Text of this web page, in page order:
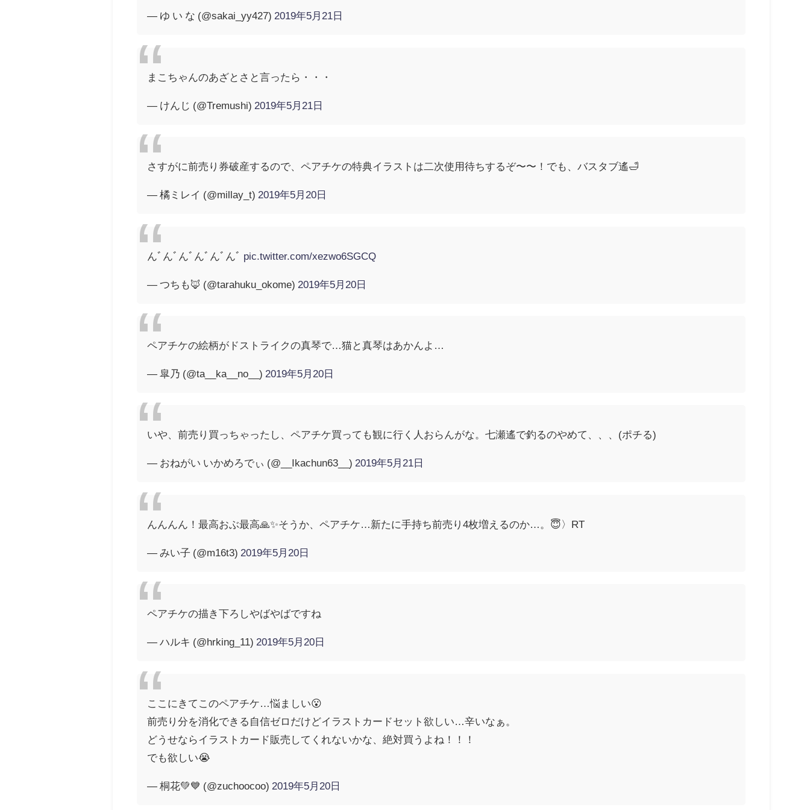
— ゆ い な (@sakai_yy427) 2019年5月21日
まこちゃんのあざとさと言ったら・・・
— けんじ (@Tremushi) 2019年5月21日
さすがに前売り券破産するので、ペアチケの特典イラストは二次使用待ちするぞ〜〜！でも、バスタブ遙🛁
— 橘ミレイ (@millay_t) 2019年5月20日
んﾞんﾞんﾞんﾞんﾞんﾞ pic.twitter.com/xezwo6SGCQ
— つちも🦊 (@tarahuku_okome) 2019年5月20日
ペアチケの絵柄がドストライクの真琴で…猫と真琴はあかんよ…
— 皐乃 (@ta__ka__no__) 2019年5月20日
いや、前売り買っちゃったし、ペアチケ買っても観に行く人おらんがな。七瀬遙で釣るのやめて、、、(ポチる)
— おねがい いかめろでぃ (@__Ikachun63__) 2019年5月21日
んんんん！最高おぶ最高🙏✨そうか、ペアチケ…新たに手持ち前売り4枚増えるのか…。😇〉RT
— みい子 (@m16t3) 2019年5月20日
ペアチケの描き下ろしやばやばですね
— ハルキ (@hrking_11) 2019年5月20日
ここにきてこのペアチケ…悩ましい😮
前売り分を消化できる自信ゼロだけどイラストカードセット欲しい…辛いなぁ。
どうせならイラストカード販売してくれないかな、絶対買うよね！！！
でも欲しい😭
— 桐花💚💙 (@zuchoocoo) 2019年5月20日